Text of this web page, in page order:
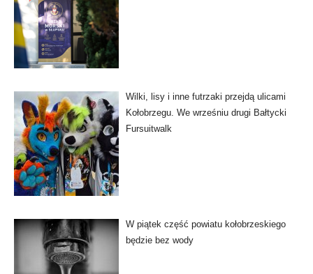
Wilki, lisy i inne futrzaki przejdą ulicami
Kołobrzegu. We wrześniu drugi Bałtycki
Fursuitwalk
W piątek część powiatu kołobrzeskiego
będzie bez wody